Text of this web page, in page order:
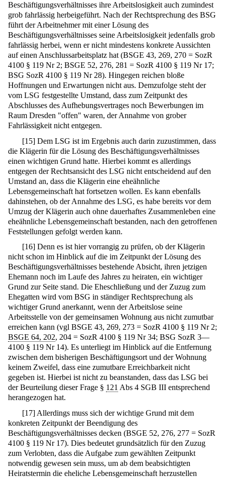
Beschäftigungsverhältnisses ihre Arbeitslosigkeit auch zumindest
grob fahrlässig herbeigeführt. Nach der Rechtsprechung des BSG
führt der Arbeitnehmer mit einer Lösung des
Beschäftigungsverhältnisses seine Arbeitslosigkeit jedenfalls grob
fahrlässig herbei, wenn er nicht mindestens konkrete Aussichten
auf einen Anschlussarbeitsplatz hat (BSGE 43, 269, 270 = SozR
4100 § 119 Nr 2; BSGE 52, 276, 281 = SozR 4100 § 119 Nr 17;
BSG SozR 4100 § 119 Nr 28). Hingegen reichen bloße
Hoffnungen und Erwartungen nicht aus. Demzufolge steht der
vom LSG festgestellte Umstand, dass zum Zeitpunkt des
Abschlusses des Aufhebungsvertrages noch Bewerbungen im
Raum Dresden "offen" waren, der Annahme von grober
Fahrlässigkeit nicht entgegen.
[15] Dem LSG ist im Ergebnis auch darin zuzustimmen, dass
die Klägerin für die Lösung des Beschäftigungsverhältnisses
einen wichtigen Grund hatte. Hierbei kommt es allerdings
entgegen der Rechtsansicht des LSG nicht entscheidend auf den
Umstand an, dass die Klägerin eine eheähnliche
Lebensgemeinschaft hat fortsetzen wollen. Es kann ebenfalls
dahinstehen, ob der Annahme des LSG, es habe bereits vor dem
Umzug der Klägerin auch ohne dauerhaftes Zusammenleben eine
eheähnliche Lebensgemeinschaft bestanden, nach den getroffenen
Feststellungen gefolgt werden kann.
[16] Denn es ist hier vorrangig zu prüfen, ob der Klägerin
nicht schon im Hinblick auf die im Zeitpunkt der Lösung des
Beschäftigungsverhältnisses bestehende Absicht, ihren jetzigen
Ehemann noch im Laufe des Jahres zu heiraten, ein wichtiger
Grund zur Seite stand. Die Eheschließung und der Zuzug zum
Ehegatten wird vom BSG in ständiger Rechtsprechung als
wichtiger Grund anerkannt, wenn der Arbeitslose seine
Arbeitsstelle von der gemeinsamen Wohnung aus nicht zumutbar
erreichen kann (vgl BSGE 43, 269, 273 = SozR 4100 § 119 Nr 2;
BSGE 64, 202, 204 = SozR 4100 § 119 Nr 34; BSG SozR 3—
4100 § 119 Nr 14). Es unterliegt im Hinblick auf die Entfernung
zwischen dem bisherigen Beschäftigungsort und der Wohnung
keinem Zweifel, dass eine zumutbare Erreichbarkeit nicht
gegeben ist. Hierbei ist nicht zu beanstanden, dass das LSG bei
der Beurteilung dieser Frage § 121 Abs 4 SGB III entsprechend
herangezogen hat.
[17] Allerdings muss sich der wichtige Grund mit dem
konkreten Zeitpunkt der Beendigung des
Beschäftigungsverhältnisses decken (BSGE 52, 276, 277 = SozR
4100 § 119 Nr 17). Dies bedeutet grundsätzlich für den Zuzug
zum Verlobten, dass die Aufgabe zum gewählten Zeitpunkt
notwendig gewesen sein muss, um ab dem beabsichtigten
Heiratstermin die eheliche Lebensgemeinschaft herzustellen